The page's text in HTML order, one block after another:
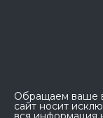
Обращаем ваше
сайт носит